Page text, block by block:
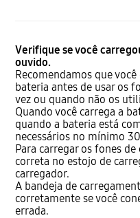
Verifique se você
ouvido.
Recomendamos que
bateria antes de usar os
vez ou quando não os
Quando você carrega a
quando a bateria está
necessários no mínimo
Para carregar os fones
correta no estojo de
carregador.
A bandeja de
corretamente se você
errada.